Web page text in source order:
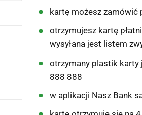
kartę możesz zamówić
otrzymujesz kartę
wysyłana jest listem
otrzymany plastik karty
888 888
w aplikacji Nasz Bank